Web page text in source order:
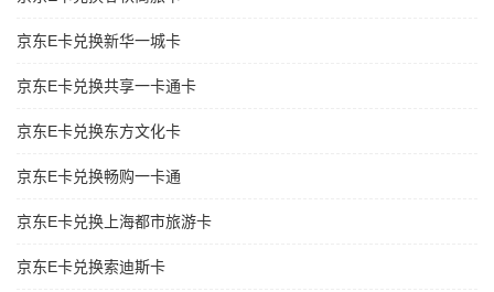
京东E卡兑换新华一城卡
京东E卡兑换共享一卡通卡
京东E卡兑换东方文化卡
京东E卡兑换畅购一卡通
京东E卡兑换上海都市旅游卡
京东E卡兑换索迪斯卡